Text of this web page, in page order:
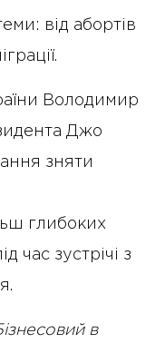
від абортів
Володимир
Джо
зняти
глибоких
час зустрічі з
в